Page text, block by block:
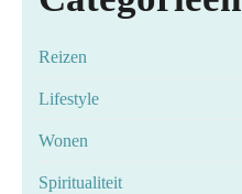
Reizen
Lifestyle
Wonen
Spiritualiteit